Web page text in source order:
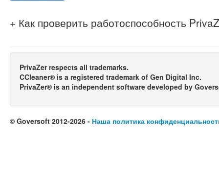
+ Как проверить работоспособность
PrivaZer respects all trademarks.
CCleaner® is a registered trademark of Gen Digital Inc.
PrivaZer® is an independent software developed by
© Goversoft 2012-2026 - Наша политика